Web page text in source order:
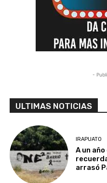
-
ULTIMAS NOTICIAS
IRAPUATO
A un
arrasó